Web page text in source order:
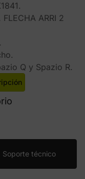
FLECHA ARRI 2
Q y Spazio R.
Soporte técnico